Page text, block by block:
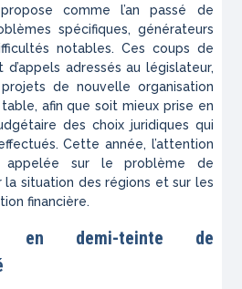
comme l’an passé de
spécifiques, générateurs
notables. Ces coups de
adressés au législateur,
de nouvelle organisation
afin que soit mieux prise en
des choix juridiques qui
Cette année, l’attention
appelée sur le problème de
la situation des régions et sur les
financière.
demi-teinte de